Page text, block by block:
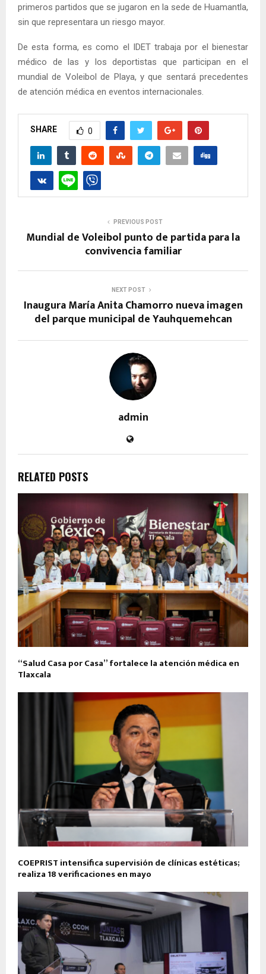
primeros partidos que se jugaron en la sede de Huamantla,
sin que representara un riesgo mayor.
De esta forma, es como el IDET trabaja por el bienestar
médico de las y los deportistas que participan en el
mundial de Voleibol de Playa, y que sentará precedentes
de atención médica en eventos internacionales.
SHARE 0
PREVIOUS POST
Mundial de Voleibol punto de partida para la
convivencia familiar
NEXT POST
Inaugura María Anita Chamorro nueva imagen
del parque municipal de Yauhquemehcan
admin
RELATED POSTS
“Salud Casa por Casa” fortalece la atención médica en
Tlaxcala
COEPRIST intensifica supervisión de clínicas estéticas;
realiza 18 verificaciones en mayo